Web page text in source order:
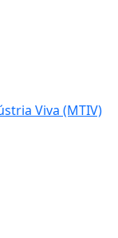
Viva (MTIV)